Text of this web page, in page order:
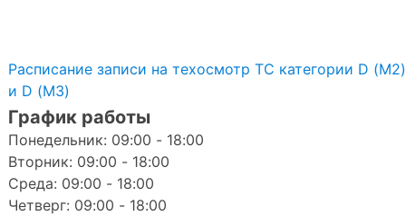
Расписание записи на техосмотр ТС категории D (M2)
и D (M3)
График работы
Понедельник: 09:00 - 18:00
Вторник: 09:00 - 18:00
Среда: 09:00 - 18:00
Четверг: 09:00 - 18:00